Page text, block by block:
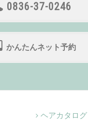
0836-37-0246
かんたんネット予約
ヘアカタログ